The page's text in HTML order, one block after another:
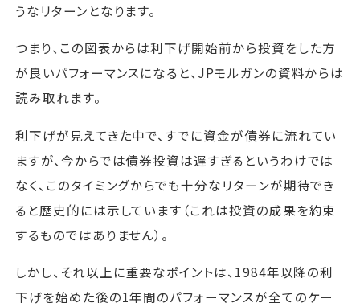
うなリターンとなります。
つまり、この図表からは利下げ開始前から投資をした方
が良いパフォーマンスになると、JPモルガンの資料からは
読み取れます。
利下げが見えてきた中で、すでに資金が債券に流れてい
ますが、今からでは債券投資は遅すぎるというわけでは
なく、このタイミングからでも十分なリターンが期待でき
ると歴史的には示しています（これは投資の成果を約束
するものではありません）。
しかし、それ以上に重要なポイントは、1984年以降の利
下げを始めた後の1年間のパフォーマンスが全てのケー